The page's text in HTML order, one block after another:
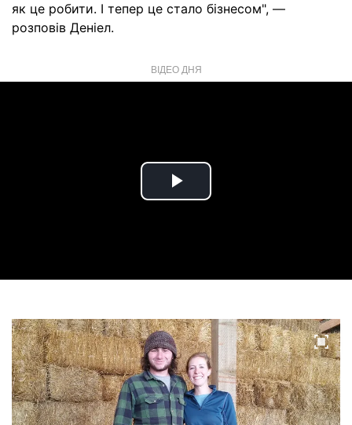
як це робити. І тепер це стало бізнесом", —
розповів Деніел.
ВІДЕО ДНЯ
Play